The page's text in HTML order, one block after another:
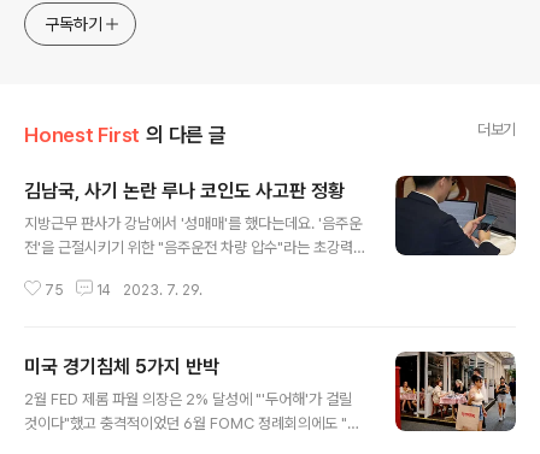
구독하기
Honest First 의 다른 글 더보기
김남국, 사기 논란 루나 코인도 사고판 정황
지방근무 판사가 강남에서 '성매매'를 했다는데요. '음주운
전'을 근절시키기 위한 "음주운전 차량 압수"라는 초강력
는 경우가 다반사로 전해졌습니다. 판사를 'AI로 교체'하던
몇 년째 결론이 나지 않고 있습니다. '김남국' 의원이 테라·
루나 폭락 사태로 지난해 5월 국내에서만 28만 명의 피해
자가 발생했던 가상화폐 루나를 2020년 6월 이후 구매했
75 14 2023. 7. 29.
미국 경기침체 5가지 반박
2월 FED 제롬 파월 의장은 2% 달성에 "'두어해'가 걸릴
것이다"했고 충격적이었던 6월 FOMC 정례회의에도 "후